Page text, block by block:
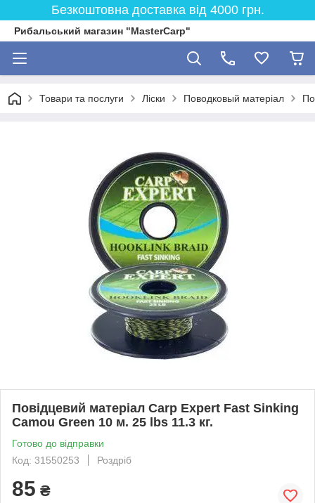
Безкоштовна доставка від 4000 грн.
Рибальський магазин "MasterCarp"
Товари та послуги Ліски Поводковый матеріал
Повідцевий матеріал Carp Expert Fast Sinking
Camou Green 10 м. 25 lbs 11.3 кг.
Готово до відправки
Код: 31550253
Роздріб
85 ₴